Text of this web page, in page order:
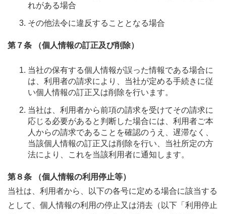
れがある場合
その他法令に違反することとなる場合
第７条 （個人情報の訂正及び削除）
当社の保有する個人情報が誤った情報である場合に
は、利用者の請求により、当社が定める手続きに従
い個人情報の訂正又は削除を行います。
当社は、利用者から前項の請求を受けてその請求に
応じる必要があると判断した場合には、利用者ご本
人からの請求であることを確認のうえ、遅滞なく、
当該個人情報の訂正又は削除を行い、当社所定の方
法により、これを当該利用者に通知します。
第８条 （個人情報の利用停止等）
当社は、利用者から、以下の各号に定める場合に該当する
として、個人情報の利用の停止又は消去（以下「利用停止